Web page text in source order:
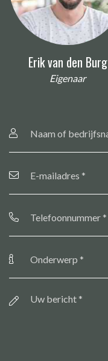
Erik van den Burg
Eigenaar
of
mailadres *